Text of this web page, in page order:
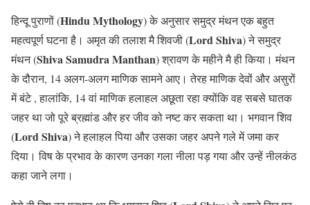
हिन्दू पुराणों (Hindu Mythology) के अनुसार समुद्र मंथन एक बहुत
महत्वपूर्ण घटना है। अमृत की तलाश मै शिवजी (Lord Shiva) ने समुद्र
मंथन (Shiva Samudra Manthan) श्रावण के महीने मै ही किया। मंथन
के दौरान, 14 अलग-अलग माणिक सामने आए। तेरह माणिक देवों और असुरों
में बंटे , हालांकि, 14 वां माणिक हलाहल अछूता रहा क्योंकि वह सबसे घातक
जहर था जो पूरे ब्रह्मांड और हर जीव को नष्ट कर सकता था। भगवान शिव
(Lord Shiva) ने हलाहल पिया और उसका जहर अपने गले में जमा कर
दिया। विष के प्रभाव के कारण उनका गला नीला पड़ गया और उन्हें नीलकंठ
कहा जाने लगा।